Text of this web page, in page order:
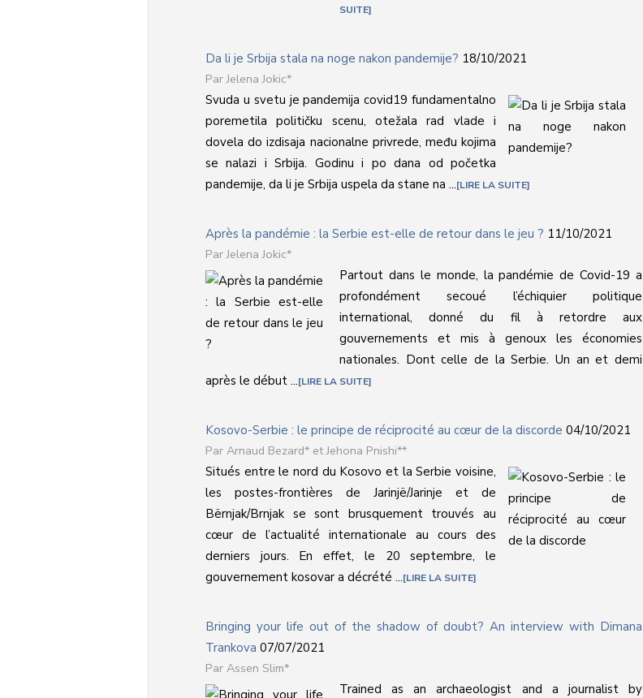
SUITE
Da li je Srbija stala na noge nakon pandemije? 18/10/2021
Jelena Jokic*
Svuda u svetu je pandemija covid19 fundamentalno
poremetila političku scenu, otežala rad vlade i
dovela do izdisaja nacionalne privrede, među kojima
se nalazi i Srbija. Godinu i po dana od početka
pandemije, da li je Srbija uspela da stane na ... LIRE LA SUITE
Après la pandémie : la Serbie est-elle de retour dans le jeu ? 11/10/2021
Jelena Jokic*
Partout dans le monde, la pandémie de Covid-19 a
profondément secoué l’échiquier politique
international, donné du fil à retordre aux
gouvernements et mis à genoux les économies
nationales. Dont celle de la Serbie. Un an et demi
après le début ... LIRE LA SUITE
Kosovo-Serbie : le principe de réciprocité au cœur de la discorde 04/10/2021
Arnaud Bezard* et Jehona Pnishi**
Situés entre le nord du Kosovo et la Serbie voisine,
les postes-frontières de Jarinjë/Jarinje et de
Bërnjak/Brnjak se sont brusquement trouvés au
cœur de l’actualité internationale au cours des
derniers jours. En effet, le 20 septembre, le
gouvernement kosovar a décrété ... LIRE LA SUITE
Bringing your life out of the shadow of doubt? An interview with Dimana
Trankova 07/07/2021
Assen Slim*
Trained as an archaeologist and a journalist by